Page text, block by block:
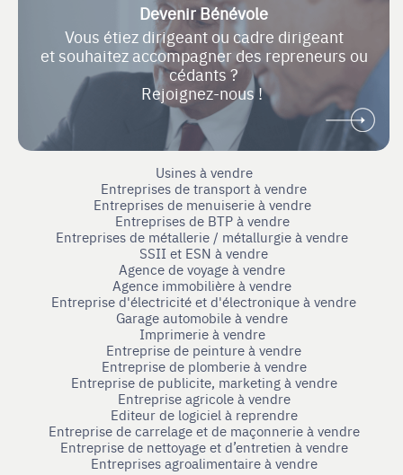
Devenir Bénévole
Vous étiez dirigeant ou cadre dirigeant
et souhaitez accompagner des repreneurs ou
cédants ?
Rejoignez-nous !
Usines à vendre
Entreprises de transport à vendre
Entreprises de menuiserie à vendre
Entreprises de BTP à vendre
Entreprises de métallerie / métallurgie à vendre
SSII et ESN à vendre
Agence de voyage à vendre
Agence immobilière à vendre
Entreprise d'électricité et d'électronique à vendre
Garage automobile à vendre
Imprimerie à vendre
Entreprise de peinture à vendre
Entreprise de plomberie à vendre
Entreprise de publicite, marketing à vendre
Entreprise agricole à vendre
Editeur de logiciel à reprendre
Entreprise de carrelage et de maçonnerie à vendre
Entreprise de nettoyage et d’entretien à vendre
Entreprises agroalimentaire à vendre